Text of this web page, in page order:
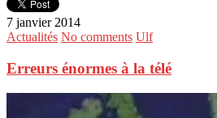
7 janvier 2014
Actualités No comments Ulf
Erreurs énormes à la télé